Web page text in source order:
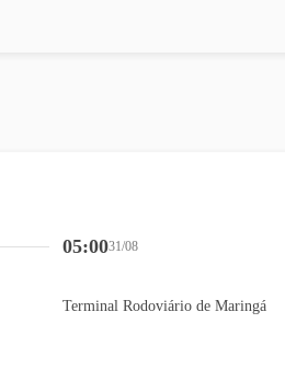
05:0031/08
Terminal Rodoviário de Maringá